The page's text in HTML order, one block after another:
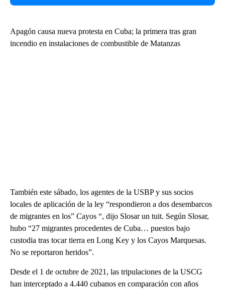
Apagón causa nueva protesta en Cuba; la primera tras gran
incendio en instalaciones de combustible de Matanzas
También este sábado, los agentes de la USBP y sus socios
locales de aplicación de la ley “respondieron a dos desembarcos
de migrantes en los” Cayos “, dijo Slosar un tuit. Según Slosar,
hubo “27 migrantes procedentes de Cuba… puestos bajo
custodia tras tocar tierra en Long Key y los Cayos Marquesas.
No se reportaron heridos”.
Desde el 1 de octubre de 2021, las tripulaciones de la USCG
han interceptado a 4.440 cubanos en comparación con años